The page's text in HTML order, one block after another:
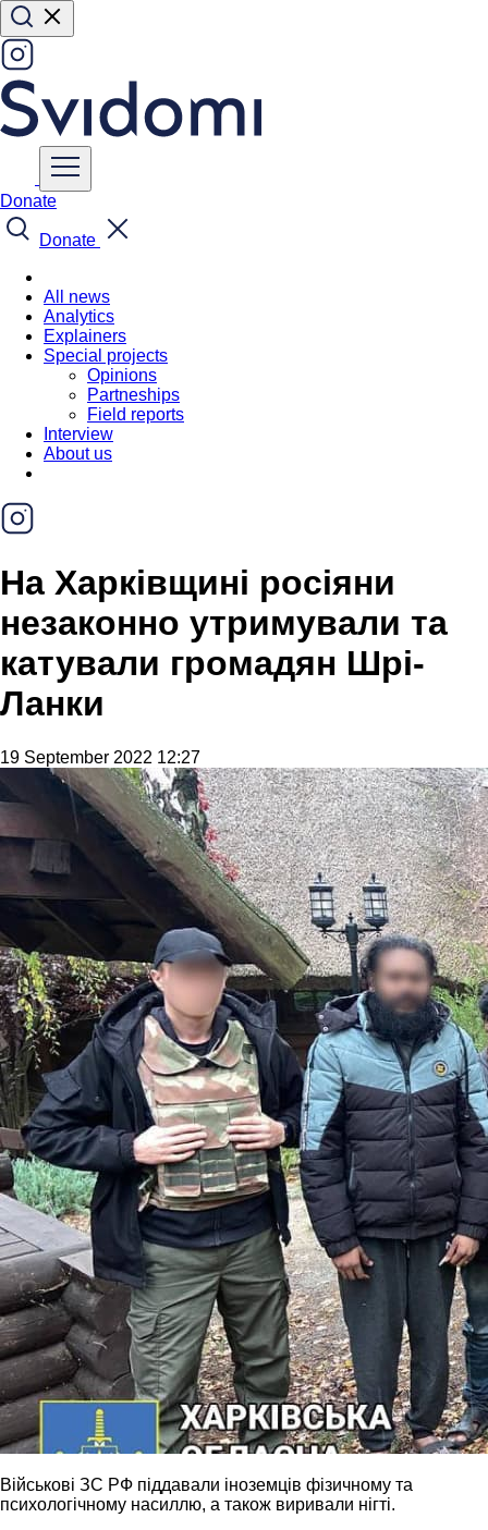
Donate
Donate
All news
Analytics
Explainers
Special projects
Opinions
Partneships
Field reports
Interview
About us
На Харківщині росіяни
незаконно утримували та
катували громадян Шрі-
Ланки
19 September 2022 12:27
Військові ЗС РФ піддавали іноземців фізичному та
психологічному насиллю, а також виривали нігті.